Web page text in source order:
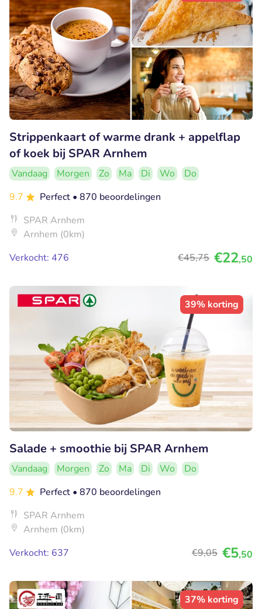
Strippenkaart of warme drank + appelflap
of koek bij SPAR Arnhem
Vandaag Morgen Zo Ma Di Wo
Do
9.7
Perfect • 870 beoordelingen
SPAR Arnhem
Arnhem (0km)
Verkocht: 476
€45,75 €22,50
39% korting
Salade + smoothie bij SPAR Arnhem
Vandaag Morgen Zo Ma Di Wo
Do
9.7
Perfect • 870 beoordelingen
SPAR Arnhem
Arnhem (0km)
Verkocht: 637
€9,05 €5,50
37% korting